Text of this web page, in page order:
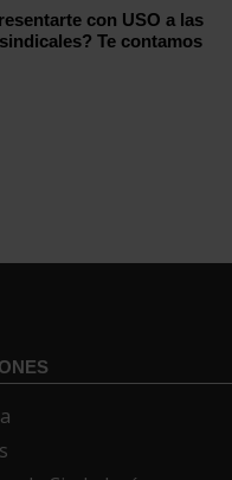
con USO a las
Te contamos